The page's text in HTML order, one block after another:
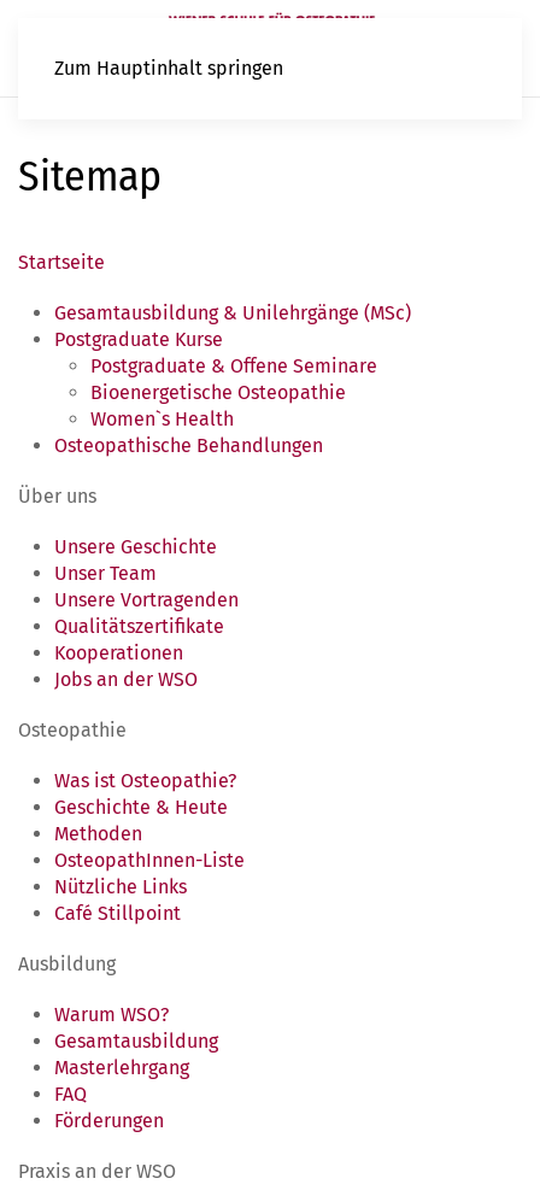
Zum Hauptinhalt springen
Sitemap
Startseite
Gesamtausbildung & Unilehrgänge (MSc)
Postgraduate Kurse
Postgraduate & Offene Seminare
Bioenergetische Osteopathie
Women`s Health
Osteopathische Behandlungen
Über uns
Unsere Geschichte
Unser Team
Unsere Vortragenden
Qualitätszertifikate
Kooperationen
Jobs an der WSO
Osteopathie
Was ist Osteopathie?
Geschichte & Heute
Methoden
OsteopathInnen-Liste
Nützliche Links
Café Stillpoint
Ausbildung
Warum WSO?
Gesamtausbildung
Masterlehrgang
FAQ
Förderungen
Praxis an der WSO